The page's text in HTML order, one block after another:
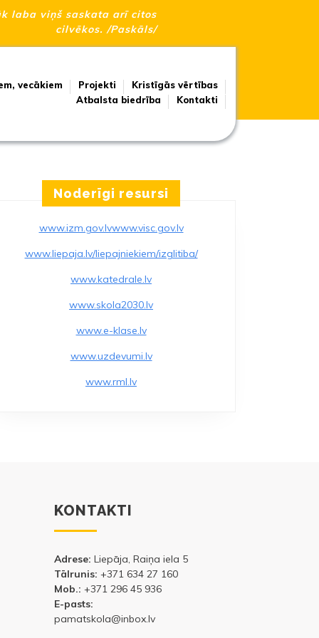
laba viņš saskata arī citos
cilvēkos. /Paskāls/
vecākiem Projekti
Kristīgās vērtības
Atbalsta biedrība
Kontakti
Noderīgi resursi
www.izm.gov.lvwww.visc.gov.lv
www.liepaja.lv/liepajniekiem/izglitiba/
www.katedrale.lv
www.skola2030.lv
www.e-klase.lv
www.uzdevumi.lv
www.rml.lv
KONTAKTI
Adrese: Liepāja, Raiņa iela 5
Tālrunis: +371 634 27 160
Mob.: +371 296 45 936
E-pasts:
pamatskola@inbox.lv